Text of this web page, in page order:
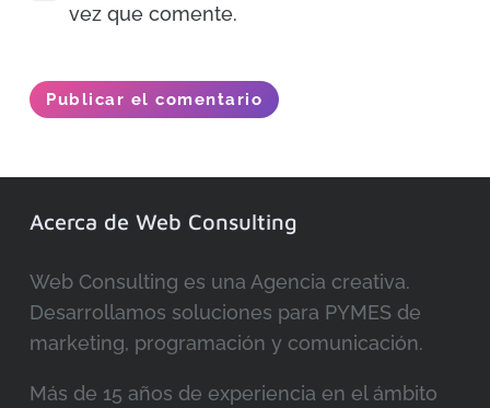
vez que comente.
Publicar el comentario
Acerca de Web Consulting
Web Consulting es una Agencia creativa.
Desarrollamos soluciones para PYMES de
marketing, programación y comunicación.
Más de 15 años de experiencia en el ámbito